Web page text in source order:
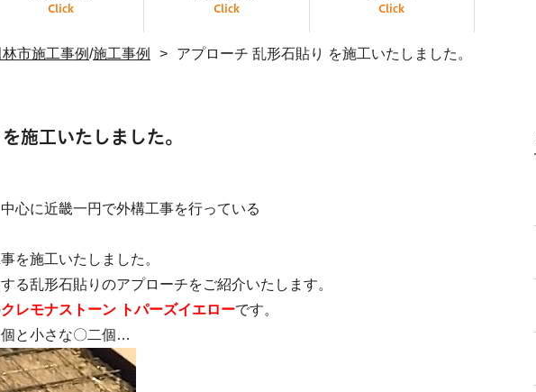
Click Click Click
お客様へのお知ら
施工事例
大阪狭山市施工事
設計事例
お客様のお声
よくある質問
市施工事例/施工事例 アプローチ 乱形石貼り を施工いたしました。
施工いたしました。
に近畿一円で外構工事を行っている
を施工いたしました。
る乱形石貼りのアプローチをご紹介いたします。
クレモナストーン トパーズイエローです。
と小さな〇二個…